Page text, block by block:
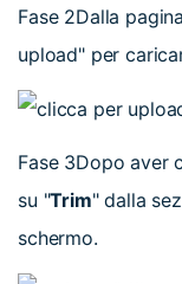
Fase 2Dalla
upload" per
Fase 3Dopo aver
su "Trim" dalla
schermo.